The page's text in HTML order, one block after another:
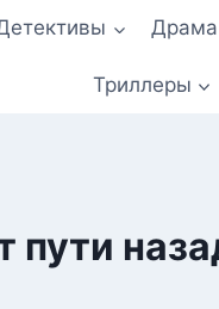
Драма
Триллеры
пути